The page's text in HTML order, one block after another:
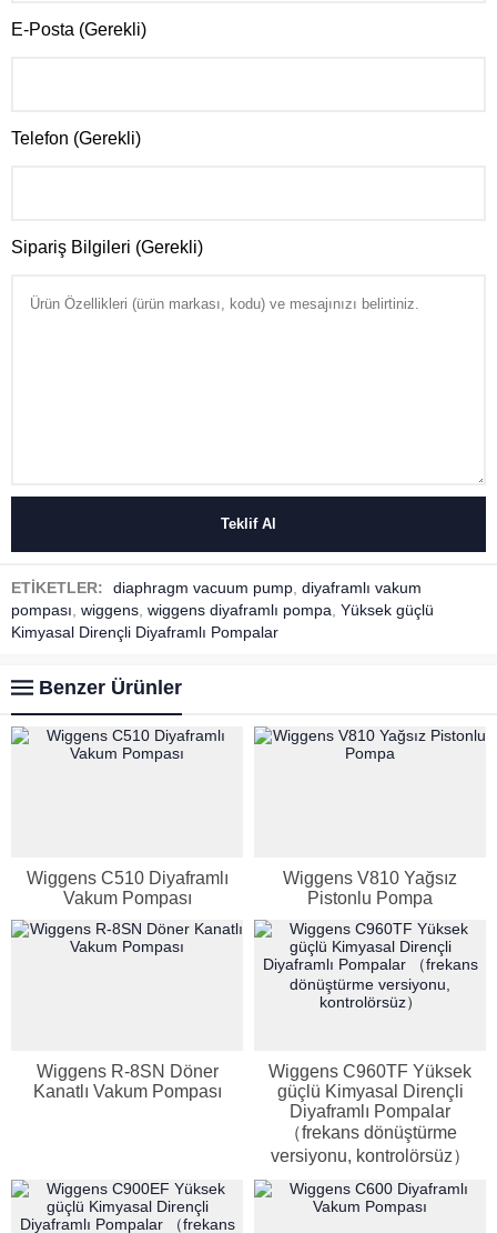
E-Posta (Gerekli)
Telefon (Gerekli)
Sipariş Bilgileri (Gerekli)
ETİKETLER: diaphragm vacuum pump, diyaframlı vakum
pompası, wiggens, wiggens diyaframlı pompa, Yüksek güçlü
Kimyasal Dirençli Diyaframlı Pompalar
Benzer Ürünler
Wiggens C510 Diyaframlı
Vakum Pompası
Wiggens V810 Yağsız
Pistonlu Pompa
Wiggens R-8SN Döner
Kanatlı Vakum Pompası
Wiggens C960TF Yüksek
güçlü Kimyasal Dirençli
Diyaframlı Pompalar
（frekans dönüştürme
versiyonu, kontrolörsüz）